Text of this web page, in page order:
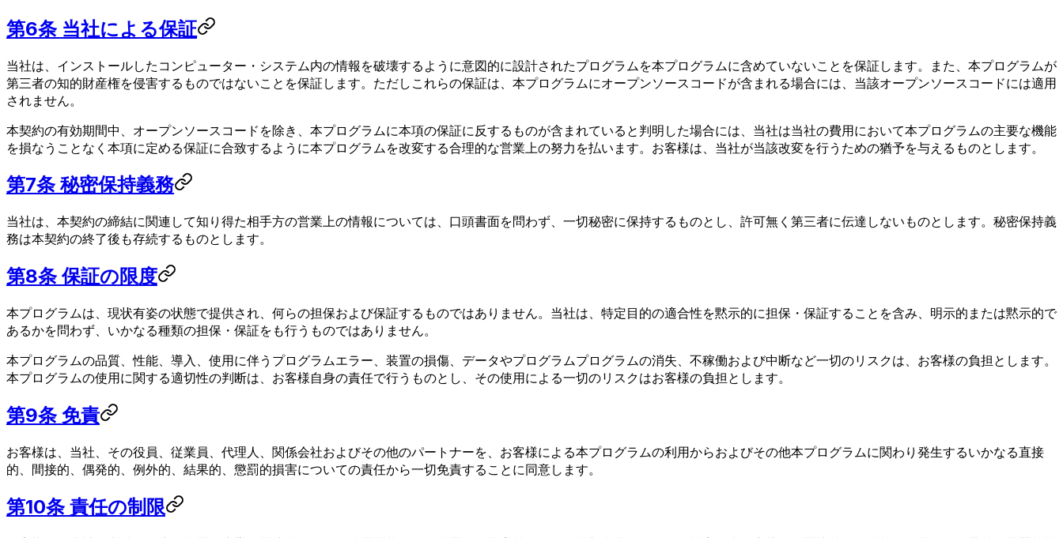
第6条 当社による保証
当社は、インストールしたコンピューター・システム内の情報を破壊するように意図的に設計されたプログラムを本プログラムに含めていないことを保証します。また、本プログラムが
第三者の知的財産権を侵害するものではないことを保証します。ただしこれらの保証は、本プログラムにオープンソースコードが含まれる場合には、当該オープンソースコードには適用
されません。
本契約の有効期間中、オープンソースコードを除き、本プログラムに本項の保証に反するものが含まれていると判明した場合には、当社は当社の費用において本プログラムの主要な機能
を損なうことなく本項に定める保証に合致するように本プログラムを改変する合理的な営業上の努力を払います。お客様は、当社が当該改変を行うための猶予を与えるものとします。
第7条 秘密保持義務
当社は、本契約の締結に関連して知り得た相手方の営業上の情報については、口頭書面を問わず、一切秘密に保持するものとし、許可無く第三者に伝達しないものとします。秘密保持義
務は本契約の終了後も存続するものとします。
第8条 保証の限度
本プログラムは、現状有姿の状態で提供され、何らの担保および保証するものではありません。当社は、特定目的の適合性を黙示的に担保・保証することを含み、明示的または黙示的で
あるかを問わず、いかなる種類の担保・保証をも行うものではありません。
本プログラムの品質、性能、導入、使用に伴うプログラムエラー、装置の損傷、データやプログラムプログラムの消失、不稼働および中断など一切のリスクは、お客様の負担とします。
本プログラムの使用に関する適切性の判断は、お客様自身の責任で行うものとし、その使用による一切のリスクはお客様の負担とします。
第9条 免責
お客様は、当社、その役員、従業員、代理人、関係会社およびその他のパートナーを、お客様による本プログラムの利用からおよびその他本プログラムに関わり発生するいかなる直接
的、間接的、偶発的、例外的、結果的、懲罰的損害についての責任から一切免責することに同意します。
第10条 責任の制限